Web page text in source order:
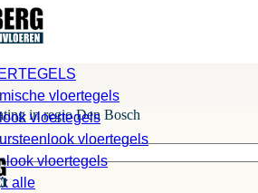
in regio Den Bosch
vloertegels
vloertegels
vloertegels
vloertegels
alle